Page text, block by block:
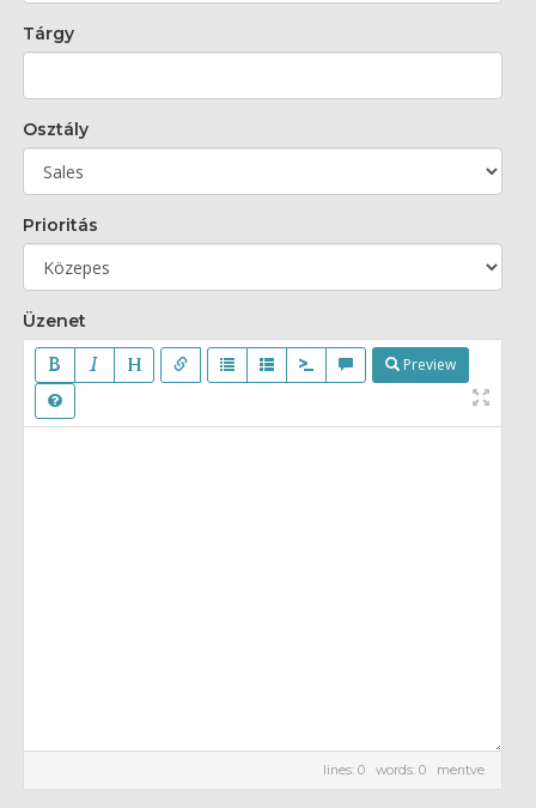
Tárgy
Osztály
Prioritás
Üzenet
Preview
lines: 0 words: 0 mentve